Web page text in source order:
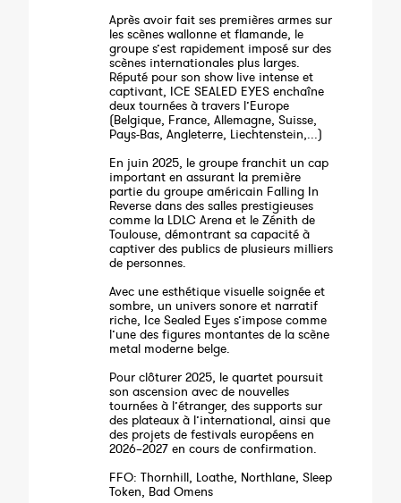
Après avoir fait ses premières armes sur
les scènes wallonne et flamande, le
groupe s’est rapidement imposé sur des
scènes internationales plus larges.
Réputé pour son show live intense et
captivant, ICE SEALED EYES enchaîne
deux tournées à travers l’Europe
(Belgique, France, Allemagne, Suisse,
Pays-Bas, Angleterre, Liechtenstein,...)
En juin 2025, le groupe franchit un cap
important en assurant la première
partie du groupe américain Falling In
Reverse dans des salles prestigieuses
comme la LDLC Arena et le Zénith de
Toulouse, démontrant sa capacité à
captiver des publics de plusieurs milliers
de personnes.
Avec une esthétique visuelle soignée et
sombre, un univers sonore et narratif
riche, Ice Sealed Eyes s’impose comme
l’une des figures montantes de la scène
metal moderne belge.
Pour clôturer 2025, le quartet poursuit
son ascension avec de nouvelles
tournées à l’étranger, des supports sur
des plateaux à l’international, ainsi que
des projets de festivals européens en
2026–2027 en cours de confirmation.
FFO: Thornhill, Loathe, Northlane, Sleep
Token, Bad Omens